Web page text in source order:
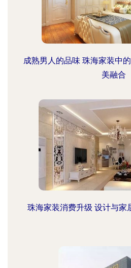
成熟男人的品味 珠海家装中
美融合
珠海家装消费升级 设计与家